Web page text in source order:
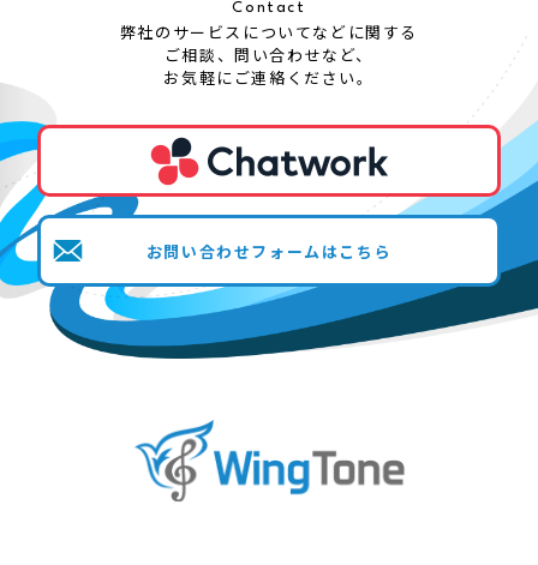
Contact
弊社のサービスについてなどに関する
ご相談、問い合わせなど、
お気軽にご連絡ください。
お問い合わせフォームはこちら